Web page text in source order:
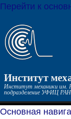
Перейти к
Институт
Институт механики им.
подразделение УФИЦ РАН
Основная